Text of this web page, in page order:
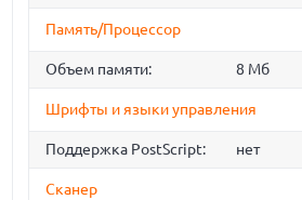
Память/Процессор
Объем памяти: 8 Мб
Шрифты и языки управления
Поддержка PostScript: нет
Сканер